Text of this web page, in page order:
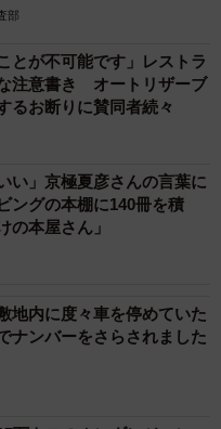
– Panasonic
subsidy/
ュール
conventional/
換
led.html
え！蛍光灯への取付には
renewal/straight/
部
とが不可能です」レストラ
注意書き オートリザーブ
るお断りに賛同者続々
い」京極夏彦さんの言葉に
ングの本棚に140冊を積
本屋さん」
地内に度々車を停めていた
ナンバーをさらされました